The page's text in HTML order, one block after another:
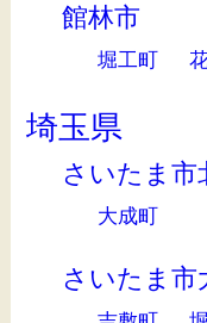
館林市
堀工町
埼玉県
さいたま市
大成町
さいたま市